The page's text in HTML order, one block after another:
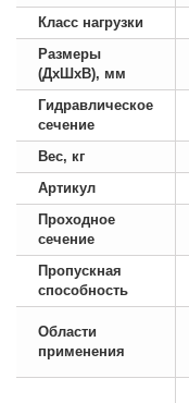
Класс нагрузки
Размеры
(ДхШхВ), мм
Гидравлическое
сечение
Вес, кг
Артикул
Проходное
сечение
Пропускная
способность
Области
применения